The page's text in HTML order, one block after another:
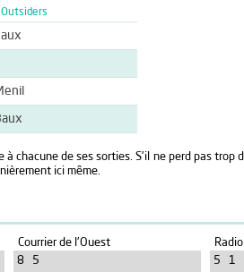
Outsiders
chacune de ses sorties. S'il ne perd pas trop
ici même.
Courrier de l'Ouest
8 5
5 1